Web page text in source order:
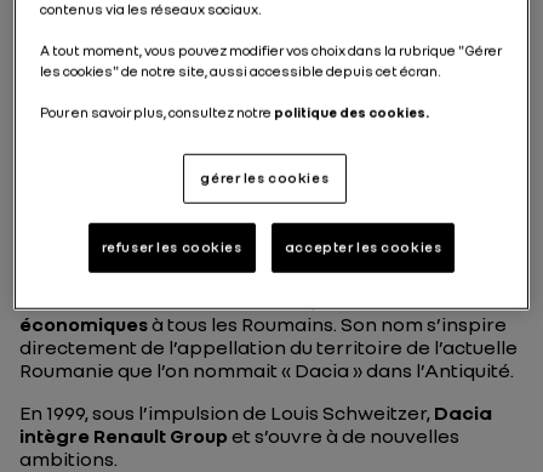
Dacia s’est forgée un nom dans 44 pays avec plus de
Il était une fois Dacia
naît en Roumanie en 1968, avec unobjectif clair
: fournir des voitures modernes, robustes et
économiquesà tous les Roumains. Son nom s’inspire
directement de l’appellation du territoire de l’actuelle
Roumanie que l’on nommait « Dacia » dans l’Antiquité.
En 1999, sous l’impulsion de Louis Schweitzer, Dacia
intègre Renault Group et s’ouvre à de nouvelles
ambitions.
contenus via les réseaux sociaux.
A tout moment, vous pouvez modifier vos choix dans la rubrique "Gérer
les cookies" de notre site, aussi accessible depuis cet écran.
Pour en savoir plus, consultez notre politique des cookies.
gérer les cookies
refuser les cookies accepter les cookies